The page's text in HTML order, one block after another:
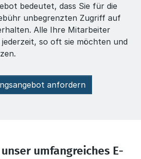
bedeutet, dass Sie für die
unbegrenzten Zugriff auf
Alle Ihre Mitarbeiter
jederzeit, so oft sie möchten und
anfordern
umfangreiches E-